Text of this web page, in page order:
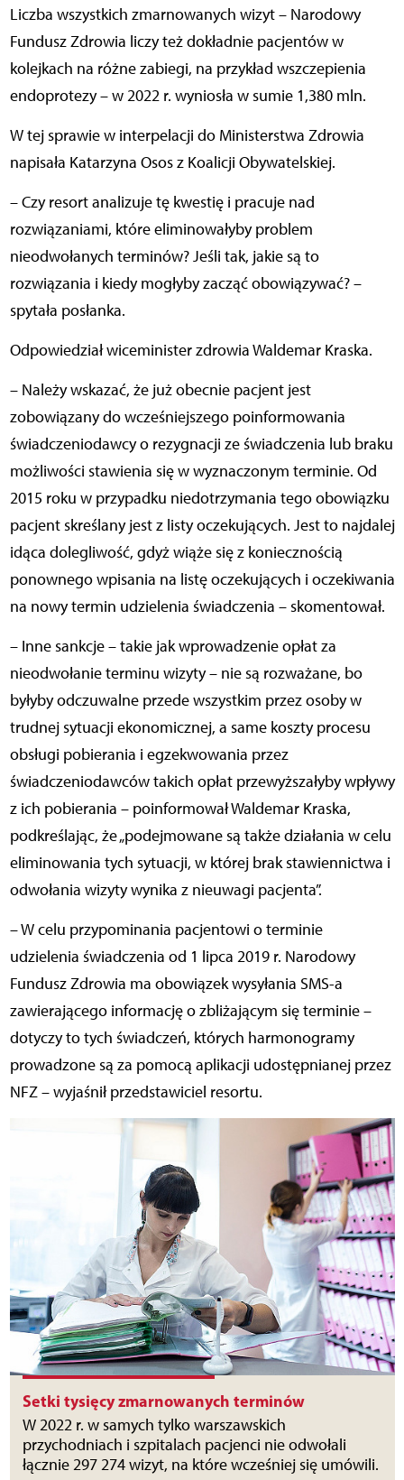
Liczba wszystkich zmarnowanych wizyt – Narodowy
Fundusz Zdrowia liczy też dokładnie pacjentów w
kolejkach na różne zabiegi, na przykład wszczepienia
endoprotezy – w 2022 r. wyniosła w sumie 1,380 mln.
W tej sprawie w interpelacji do Ministerstwa Zdrowia
napisała Katarzyna Osos z Koalicji Obywatelskiej.
– Czy resort analizuje tę kwestię i pracuje nad
rozwiązaniami, które eliminowałyby problem
nieodwołanych terminów? Jeśli tak, jakie są to
rozwiązania i kiedy mogłyby zacząć obowiązywać? –
spytała posłanka.
Odpowiedział wiceminister zdrowia Waldemar Kraska.
– Należy wskazać, że już obecnie pacjent jest
zobowiązany do wcześniejszego poinformowania
świadczeniodawcy o rezygnacji ze świadczenia lub braku
możliwości stawienia się w wyznaczonym terminie. Od
2015 roku w przypadku niedotrzymania tego obowiązku
pacjent skreślany jest z listy oczekujących. Jest to najdalej
idąca dolegliwość, gdyż wiąże się z koniecznością
ponownego wpisania na listę oczekujących i oczekiwania
na nowy termin udzielenia świadczenia – skomentował.
– Inne sankcje – takie jak wprowadzenie opłat za
nieodwołanie terminu wizyty – nie są rozważane, bo
byłyby odczuwalne przede wszystkim przez osoby w
trudnej sytuacji ekonomicznej, a same koszty procesu
obsługi pobierania i egzekwowania przez
świadczeniodawców takich opłat przewyższałyby wpływy
z ich pobierania – poinformował Waldemar Kraska,
podkreślając, że „podejmowane są także działania w celu
eliminowania tych sytuacji, w której brak stawiennictwa i
odwołania wizyty wynika z nieuwagi pacjenta”.
– W celu przypominania pacjentowi o terminie
udzielenia świadczenia od 1 lipca 2019 r. Narodowy
Fundusz Zdrowia ma obowiązek wysyłania SMS-a
zawierającego informację o zbliżającym się terminie –
dotyczy to tych świadczeń, których harmonogramy
prowadzone są za pomocą aplikacji udostępnianej przez
NFZ – wyjaśnił przedstawiciel resortu.
Setki tysięcy zmarnowanych terminów
W 2022 r. w samych tylko warszawskich
przychodniach i szpitalach pacjenci nie odwołali
łącznie 297 274 wizyt, na które wcześniej się umówili.